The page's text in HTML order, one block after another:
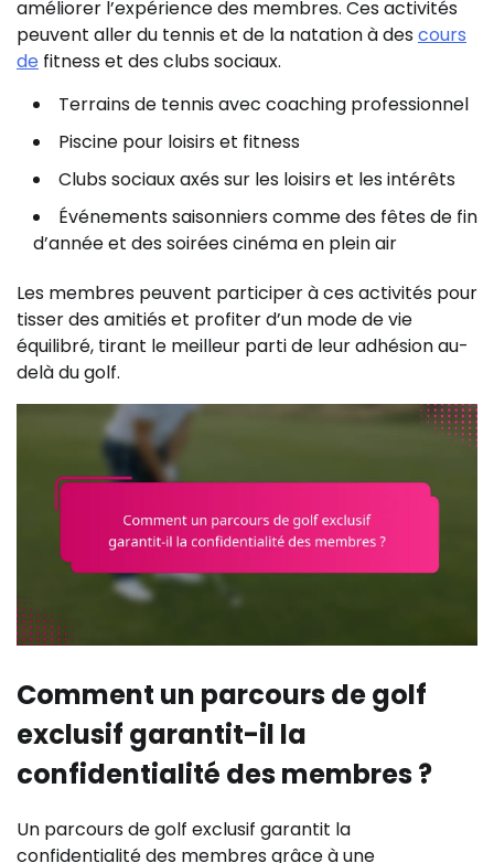
améliorer l’expérience des membres. Ces activités
peuvent aller du tennis et de la natation à descours
de fitness et des clubs sociaux.
Terrains de tennis avec coaching professionnel
Piscine pour loisirs et fitness
Clubs sociaux axés sur les loisirs et les intérêts
Événements saisonniers comme des fêtes de fin
d’année et des soirées cinéma en plein air
Les membres peuvent participer à ces activités pour
tisser des amitiés et profiter d’un mode de vie
équilibré, tirant le meilleur parti de leur adhésion au-
delà du golf.
Comment un parcours de golf
exclusif garantit-il la
confidentialité des membres ?
Un parcours de golf exclusif garantit la
confidentialité des membres grâce à une